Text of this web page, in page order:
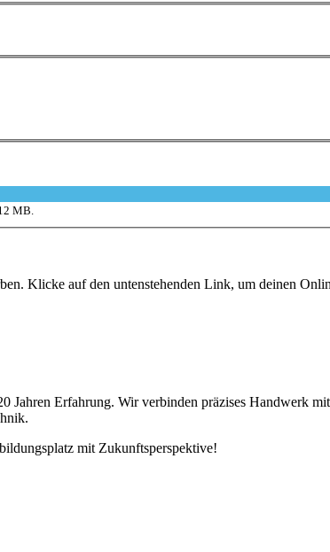
MB.
Klicke auf den untenstehenden Link, um deinen
Jahren Erfahrung. Wir verbinden präzises Handwerk
mit Zukunftsperspektive!